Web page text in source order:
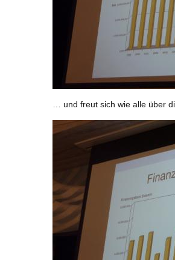
… und freut sich wie alle über